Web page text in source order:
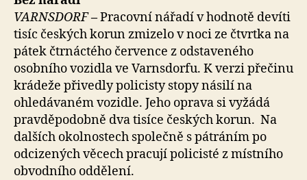
VARNSDORF–Pracovní nářadí v hodnotě devíti
tisíc českých korun zmizelo v noci ze čtvrtka na
pátek čtrnáctého července z odstaveného
osobního vozidla ve Varnsdorfu. K verzi přečinu
krádeže přivedly policisty stopy násilí na
ohledávaném vozidle. Jeho oprava si vyžádá
pravděpodobně dva tisíce českých korun. Na
dalších okolnostech společně s pátráním po
odcizených věcech pracují policisté z místního
obvodního oddělení.